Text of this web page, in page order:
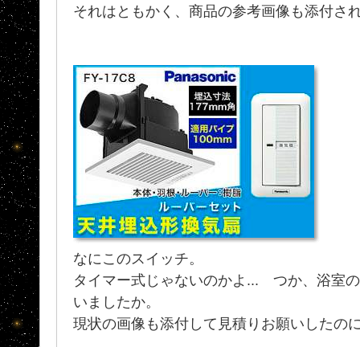
それはともかく、商品の参考画像も添付さ
なにこのスイッチ。
タイマー式じゃないのかよ... つか、浴室
いましたか。
現状の画像も添付して見積りお願いしたの